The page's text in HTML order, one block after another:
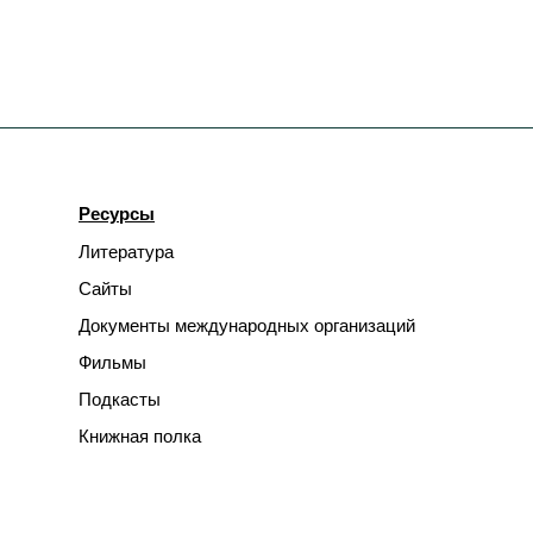
Ресурсы
Литература
Сайты
Документы международных организаций
Фильмы
Подкасты
Книжная полка